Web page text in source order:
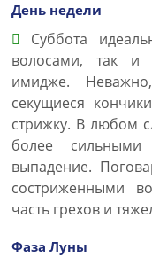
День недели
Суббота
волосами, так и
имидже.
секущиеся
стрижку. В любом
более
выпадение.
состриженными
часть грехов и
Фаза Луны